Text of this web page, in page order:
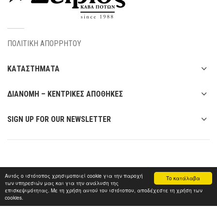
Το κατάλαβα
Αυτός ο ιστότοπος χρησιμοποιεί cookie για την παροχή
των υπηρεσιών μας και για την ανάλυση της
επισκεψιμότητας. Με τη χρήση αυτού του ιστότοπου, αποδέχεστε τη χρήση των
cookies.
ΠΟΛΙΤΙΚΗ ΑΠΟΡΡΗΤΟΥ
ΚΑΤΑΣΤΗΜΑΤΑ
ΔΙΑΝΟΜΗ – ΚΕΝΤΡΙΚΕΣ ΑΠΟΘΗΚΕΣ
SIGN UP FOR OUR NEWSLETTER